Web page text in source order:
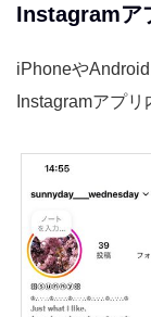
Instagramア
iPhoneや
Instagramアプリ